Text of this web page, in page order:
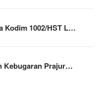
Kodim 1002/HST L…
Kebugaran Prajur…